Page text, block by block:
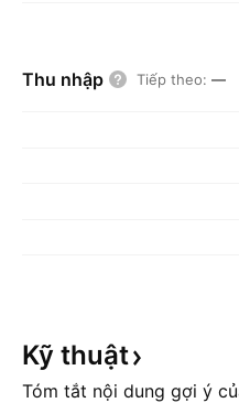
Thu nhập Tiếp theo: —
Kỹ thuật
Tóm tắt nội dung gợi ý